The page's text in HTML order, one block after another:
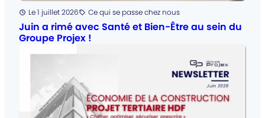
Posté
Le 1 juillet 2026Catégorie
:
Ce qui se passe chez nous
Juin a rimé avec Santé et Bien-Être au sein du
Groupe Projex !